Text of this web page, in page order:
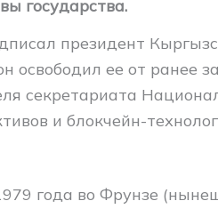
государства.
президент
ее от ранее
секретариата
и блокчейн-
года во Фрунзе